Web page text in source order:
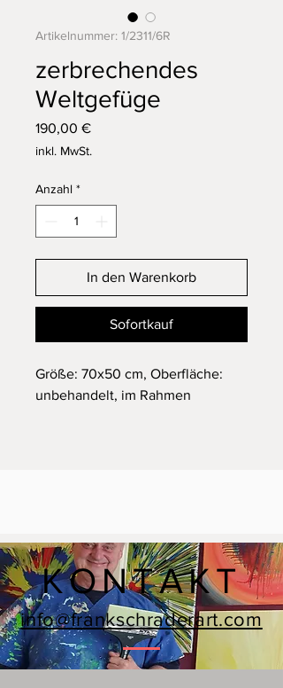
Artikelnummer: 1/2311/6R
zerbrechendes
Weltgefüge
190,00 €Preis
inkl. MwSt.
Anzahl *
In den Warenkorb
Sofortkauf
Größe: 70x50 cm, Oberfläche:
unbehandelt, im Rahmen
KONTAKT
info@frankschraderart.com